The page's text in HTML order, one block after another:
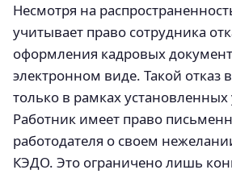
Несмотря на
учитывает право сотрудника
оформления кадровых
электронном виде. Такой отказ
только в рамках
Работник имеет право
работодателя о своем
КЭДО. Это ограничено лишь